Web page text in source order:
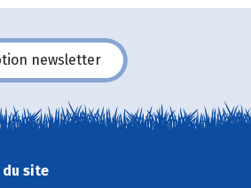
newsletter
du site